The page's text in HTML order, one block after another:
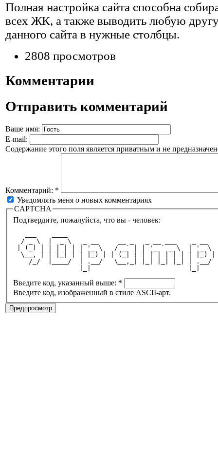
Полная настройка сайта способна
всех ЖК, а также выводить любую
данного сайта в нужные столбцы.
2808 просмотров
Комментарии
Отправить комментарий
Ваше имя:
E-mail:
Содержание этого поля является приватным и не
Комментарий: *
Уведомлять меня о новых комментариях
CAPTCHA
Подтвердите, пожалуйста, что вы - человек:
  / _ \  |  _ \   _ __     __ _   _ __ ___    _ __
| (_) | | | | | | '_ \   / _` | | '_ ` _ \  | '_ \
  \__, | | |_| | | |_) | | (_| | | | | | | | | |_) |
    /_/  |____/  | .__/   \__,_| |_| |_| |_| | .__/
Введите код, указанный выше: *
Введите код, изображенный в стиле ASCII-арт.